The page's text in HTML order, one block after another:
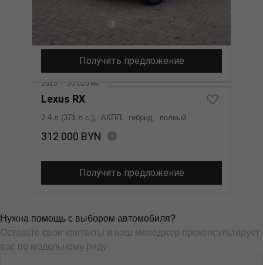
2 л (159 л.с.), АКПП, дизель, полный
196 000 BYN
Получить предложение
2023 · 36 626 км
Lexus RX
2.4 л (371 л.с.), АКПП, гибрид, полный
312 000 BYN
Получить предложение
Нужна помощь с выбором автомобиля?
Оставьте свои контакты и наш менеджер проконсультирует
вас по модельному ряду